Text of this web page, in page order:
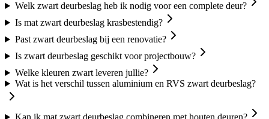
Welk zwart deurbeslag heb ik nodig voor een complete deur?
Is mat zwart deurbeslag krasbestendig?
Past zwart deurbeslag bij een renovatie?
Is zwart deurbeslag geschikt voor projectbouw?
Welke kleuren zwart leveren jullie?
Wat is het verschil tussen aluminium en RVS zwart deurbeslag?